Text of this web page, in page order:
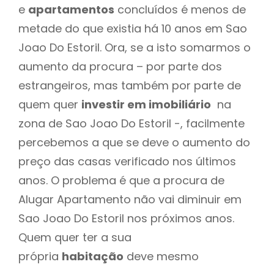
e apartamentos concluídos é menos de
metade do que existia há 10 anos em Sao
Joao Do Estoril. Ora, se a isto somarmos o
aumento da procura – por parte dos
estrangeiros, mas também por parte de
quem quer investir em imobiliário na
zona de Sao Joao Do Estoril -, facilmente
percebemos a que se deve o aumento do
preço das casas verificado nos últimos
anos. O problema é que a procura de
Alugar Apartamento não vai diminuir em
Sao Joao Do Estoril nos próximos anos.
Quem quer ter a sua
própria habitação deve mesmo